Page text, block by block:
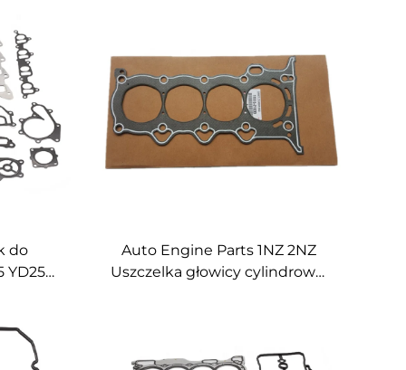
do
YD25
Auto Engine Parts 1NZ 2NZ
Uszczelka głowicy cylindrowej